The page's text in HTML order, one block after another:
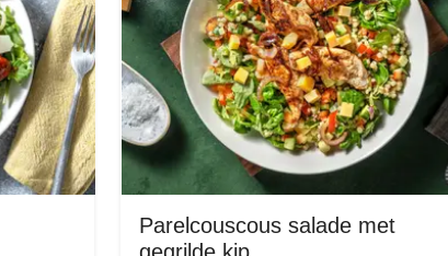
Parelcouscous salade met